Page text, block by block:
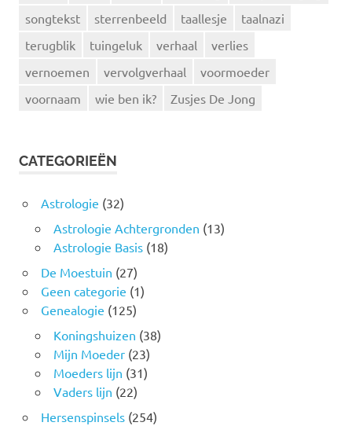
songtekst
sterrenbeeld taallesje
taalnazi
terugblik
tuingeluk verhaal
verlies
vernoemen
vervolgverhaal
voormoeder
voornaam
wie ben ik? Zusjes De Jong
CATEGORIEËN
Astrologie (32)
Astrologie Achtergronden (13)
Astrologie Basis(18)
De Moestuin (27)
Geen categorie (1)
Genealogie (125)
Koningshuizen (38)
Mijn Moeder(23)
Moeders lijn (31)
Vaders lijn (22)
Hersenspinsels(254)